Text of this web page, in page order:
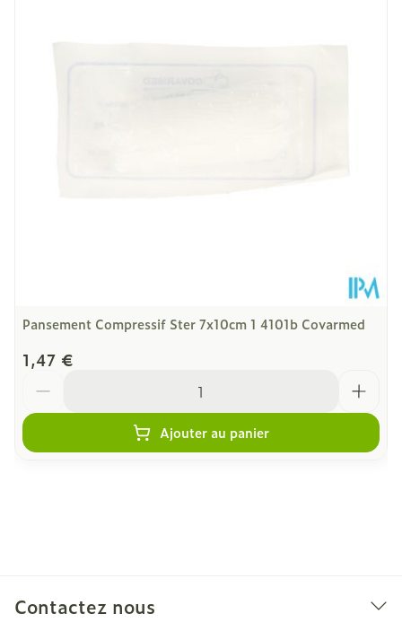
Pansement Compressif Ster 7x10cm 1 4101b Covarmed
1,47 €
Ajouter au panier
Contactez nous